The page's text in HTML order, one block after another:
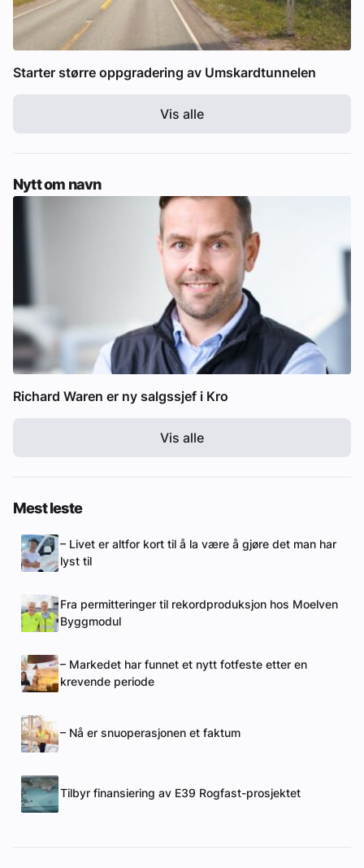
Starter større oppgradering av Umskardtunnelen
Vis alle
Nytt om navn
Richard Waren er ny salgssjef i Kro
Vis alle
Mest leste
– Livet er altfor kort til å la være å gjøre det man har
lyst til
Fra permitteringer til rekordproduksjon hos Moelven
Byggmodul
– Markedet har funnet et nytt fotfeste etter en
krevende periode
– Nå er snuoperasjonen et faktum
Tilbyr finansiering av E39 Rogfast-prosjektet